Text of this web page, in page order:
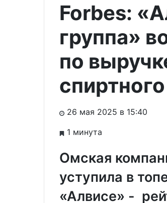
Forbes:
группа»
по
26 мая 2025 в 15:40
1 минута
Омская
уступила в
«Алвисе» -